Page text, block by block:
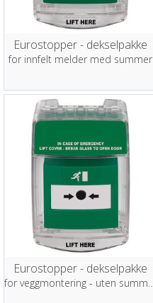
Eurostopper - dekselpakke
for innfelt melder med summer
Eurostopper - dekselpakke